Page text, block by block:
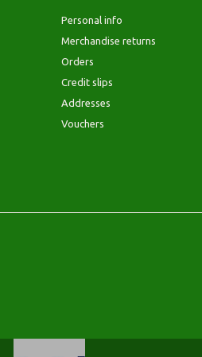
Personal info
Merchandise returns
Orders
Credit slips
Addresses
Vouchers